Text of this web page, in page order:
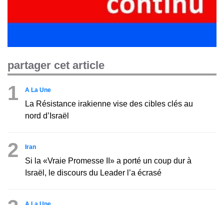
partager cet article
1 A La Une
La Résistance irakienne vise des cibles clés au
nord d’Israël
2 Iran
Si la «Vraie Promesse II» a porté un coup dur à
Israël, le discours du Leader l’a écrasé